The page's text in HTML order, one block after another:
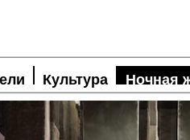
Культура Ночная